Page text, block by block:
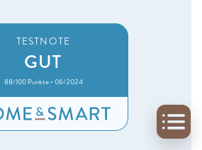
TESTNOTE
GUT
88/100 Punkte • 06/2024